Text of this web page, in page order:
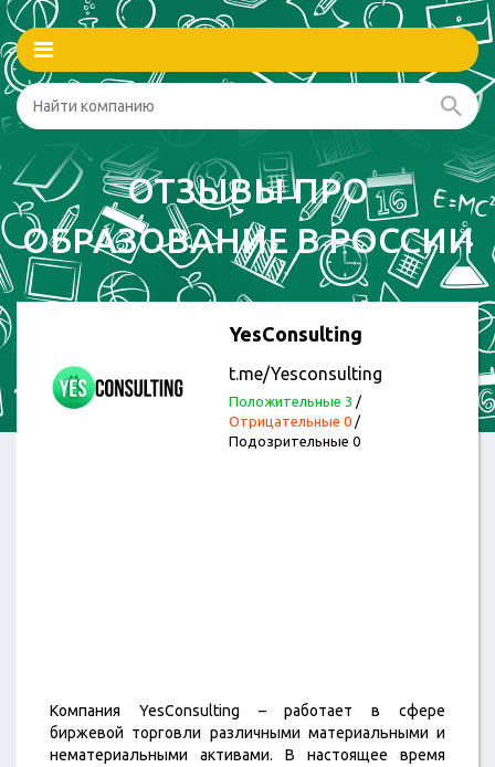
ОТЗЫВЫ ПРО
ОБРАЗОВАНИЕ В РОССИИ
YesConsulting
t.me/Yesconsulting
Положительные 3 /
Отрицательные 0/
Подозрительные 0
Компания YesConsulting – работает в сфере
биржевой торговли различными материальными и
нематериальными активами. В настоящее время